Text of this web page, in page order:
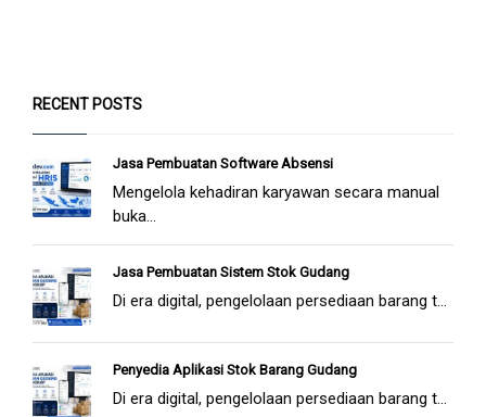
RECENT POSTS
Jasa Pembuatan Software Absensi
Mengelola kehadiran karyawan secara manual
buka...
Jasa Pembuatan Sistem Stok Gudang
Di era digital, pengelolaan persediaan barang t...
Penyedia Aplikasi Stok Barang Gudang
Di era digital, pengelolaan persediaan barang t...